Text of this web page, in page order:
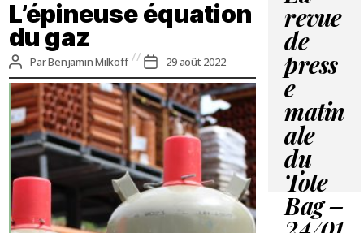
Média
d'information
L’épineuse équation
du gaz
Auteur
de
l’article
ParBenjamin Milkoff
Date
de
l’article
29 août 2022
revue
de
press
e
matin
ale
du
Tote
Bag –